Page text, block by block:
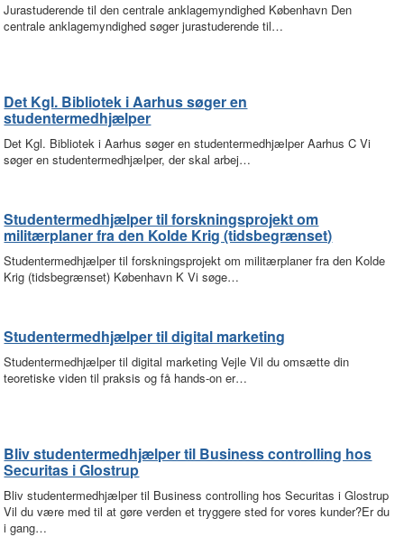
Jurastuderende til den centrale anklagemyndighed København Den
centrale anklagemyndighed søger jurastuderende til…
Det Kgl. Bibliotek i Aarhus søger en
studentermedhjælper
Det Kgl. Bibliotek i Aarhus søger en studentermedhjælper Aarhus C Vi
søger en studentermedhjælper, der skal arbej…
Studentermedhjælper til forskningsprojekt om
militærplaner fra den Kolde Krig (tidsbegrænset)
Studentermedhjælper til forskningsprojekt om militærplaner fra den Kolde
Krig (tidsbegrænset) København K Vi søge…
Studentermedhjælper til digital marketing
Studentermedhjælper til digital marketing Vejle Vil du omsætte din
teoretiske viden til praksis og få hands-on er…
Bliv studentermedhjælper til Business controlling hos
Securitas i Glostrup
Bliv studentermedhjælper til Business controlling hos Securitas i Glostrup
Vil du være med til at gøre verden et tryggere sted for vores kunder?Er du
i gang…